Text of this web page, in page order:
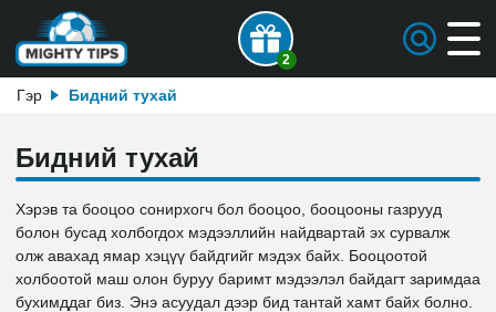
2
Гэр Бидний тухай
Бидний тухай
Хэрэв та бооцоо сонирхогч бол бооцоо, бооцооны газрууд
болон бусад холбогдох мэдээллийн найдвартай эх сурвалж
олж авахад ямар хэцүү байдгийг мэдэх байх. Бооцоотой
холбоотой маш олон буруу баримт мэдээлэл байдагт заримдаа
бухимддаг биз. Энэ асуудал дээр бид тантай хамт байх болно.